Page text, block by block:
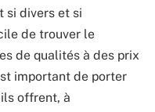
si divers et si
de trouver le
de qualités à des prix
important de porter
offrent, à